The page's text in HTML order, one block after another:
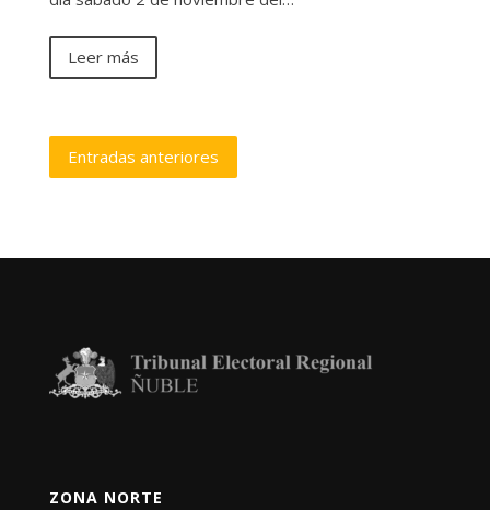
Leer más
Navegación
de
Entradas anteriores
ZONA NORTE